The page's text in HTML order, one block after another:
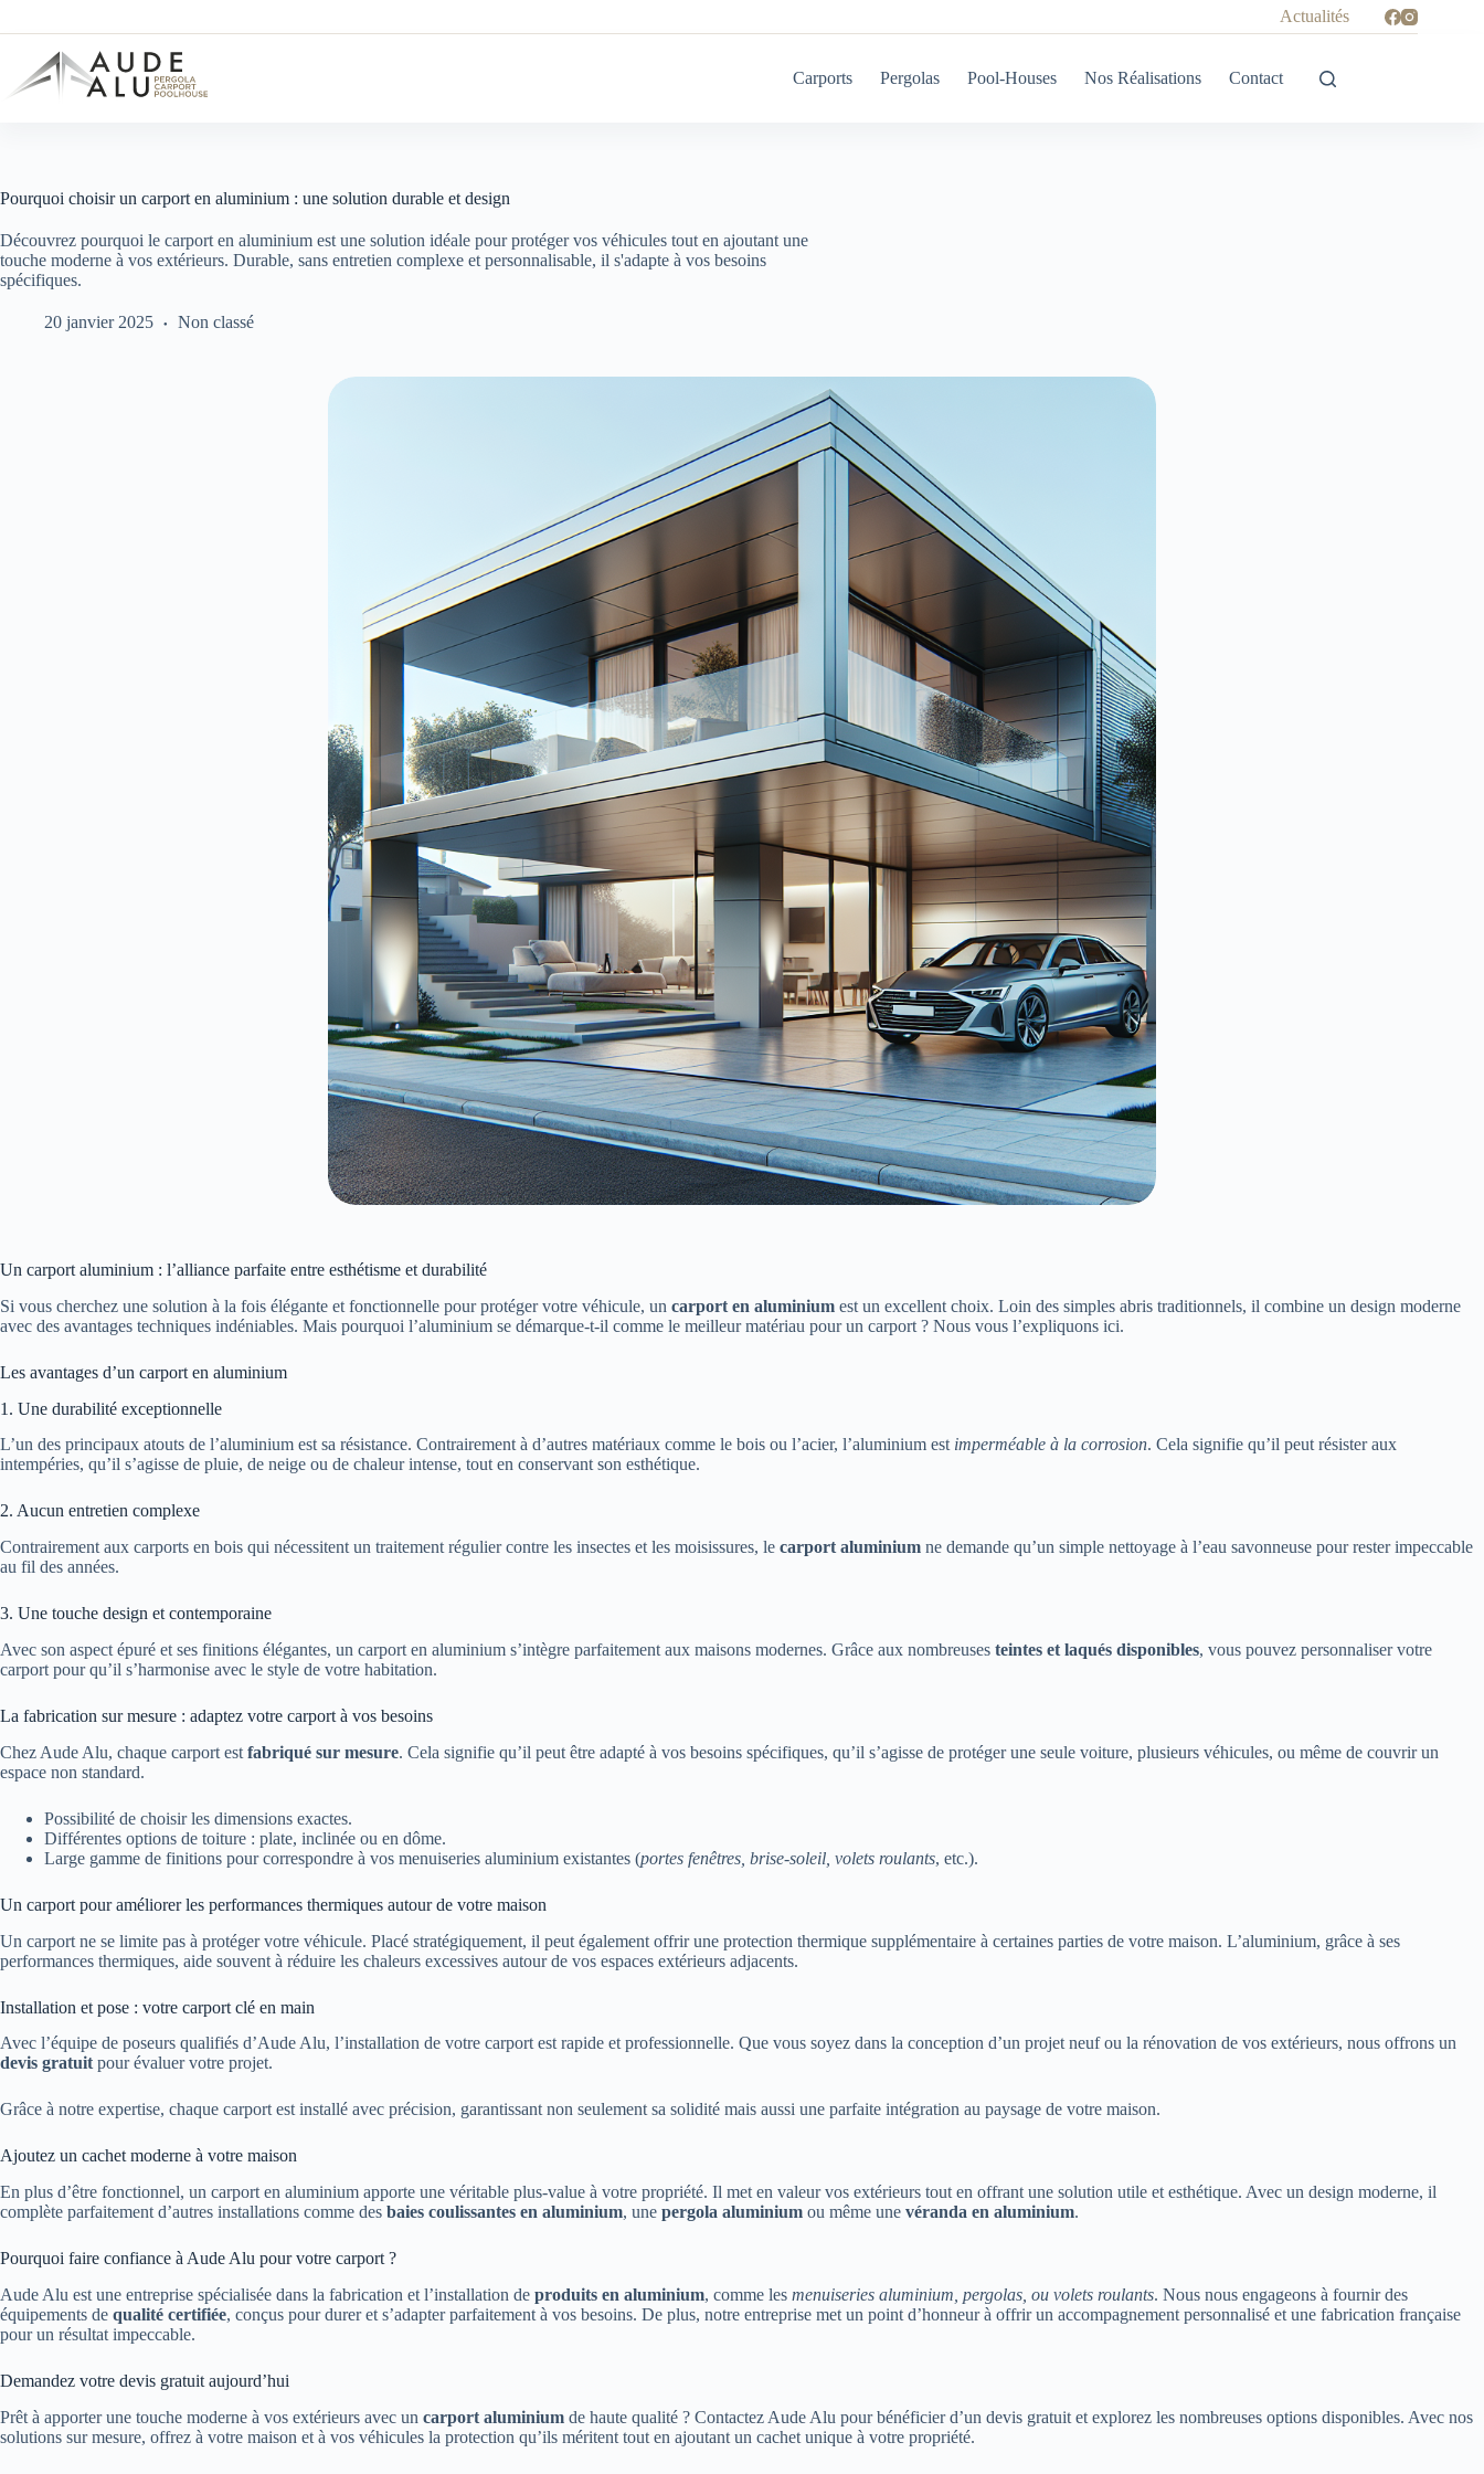
Actualités
Carports Pergolas Pool-Houses Nos Réalisations Contact
Pourquoi choisir un carport en aluminium : une solution durable et design
Découvrez pourquoi le carport en aluminium est une solution idéale pour protéger vos véhicules tout en ajoutant une
touche moderne à vos extérieurs. Durable, sans entretien complexe et personnalisable, il s'adapte à vos besoins
spécifiques.
20 janvier 2025 Non classé
Un carport aluminium : l’alliance parfaite entre esthétisme et durabilité
Si vous cherchez une solution à la fois élégante et fonctionnelle pour protéger votre véhicule, un carport en aluminium est un excellent choix. Loin des simples abris traditionnels, il combine un design moderne
avec des avantages techniques indéniables. Mais pourquoi l’aluminium se démarque-t-il comme le meilleur matériau pour un carport ? Nous vous l’expliquons ici.
Les avantages d’un carport en aluminium
1. Une durabilité exceptionnelle
L’un des principaux atouts de l’aluminium est sa résistance. Contrairement à d’autres matériaux comme le bois ou l’acier, l’aluminium est imperméable à la corrosion. Cela signifie qu’il peut résister aux
intempéries, qu’il s’agisse de pluie, de neige ou de chaleur intense, tout en conservant son esthétique.
2. Aucun entretien complexe
Contrairement aux carports en bois qui nécessitent un traitement régulier contre les insectes et les moisissures, le carport aluminium ne demande qu’un simple nettoyage à l’eau savonneuse pour rester impeccable
au fil des années.
3. Une touche design et contemporaine
Avec son aspect épuré et ses finitions élégantes, un carport en aluminium s’intègre parfaitement aux maisons modernes. Grâce aux nombreuses teintes et laqués disponibles, vous pouvez personnaliser votre
carport pour qu’il s’harmonise avec le style de votre habitation.
La fabrication sur mesure : adaptez votre carport à vos besoins
Chez Aude Alu, chaque carport est fabriqué sur mesure. Cela signifie qu’il peut être adapté à vos besoins spécifiques, qu’il s’agisse de protéger une seule voiture, plusieurs véhicules, ou même de couvrir un
espace non standard.
Possibilité de choisir les dimensions exactes.
Différentes options de toiture : plate, inclinée ou en dôme.
Large gamme de finitions pour correspondre à vos menuiseries aluminium existantes (portes fenêtres, brise-soleil, volets roulants, etc.).
Un carport pour améliorer les performances thermiques autour de votre maison
Un carport ne se limite pas à protéger votre véhicule. Placé stratégiquement, il peut également offrir une protection thermique supplémentaire à certaines parties de votre maison. L’aluminium, grâce à ses
performances thermiques, aide souvent à réduire les chaleurs excessives autour de vos espaces extérieurs adjacents.
Installation et pose : votre carport clé en main
Avec l’équipe de poseurs qualifiés d’Aude Alu, l’installation de votre carport est rapide et professionnelle. Que vous soyez dans la conception d’un projet neuf ou la rénovation de vos extérieurs, nous offrons un
devis gratuit pour évaluer votre projet.
Grâce à notre expertise, chaque carport est installé avec précision, garantissant non seulement sa solidité mais aussi une parfaite intégration au paysage de votre maison.
Ajoutez un cachet moderne à votre maison
En plus d’être fonctionnel, un carport en aluminium apporte une véritable plus-value à votre propriété. Il met en valeur vos extérieurs tout en offrant une solution utile et esthétique. Avec un design moderne, il
complète parfaitement d’autres installations comme des baies coulissantes en aluminium, une pergola aluminium ou même une véranda en aluminium.
Pourquoi faire confiance à Aude Alu pour votre carport ?
Aude Alu est une entreprise spécialisée dans la fabrication et l’installation de produits en aluminium, comme les menuiseries aluminium, pergolas, ou volets roulants. Nous nous engageons à fournir des
équipements de qualité certifiée, conçus pour durer et s’adapter parfaitement à vos besoins. De plus, notre entreprise met un point d’honneur à offrir un accompagnement personnalisé et une fabrication française
pour un résultat impeccable.
Demandez votre devis gratuit aujourd’hui
Prêt à apporter une touche moderne à vos extérieurs avec un carport aluminium de haute qualité ? Contactez Aude Alu pour bénéficier d’un devis gratuit et explorez les nombreuses options disponibles. Avec nos
solutions sur mesure, offrez à votre maison et à vos véhicules la protection qu’ils méritent tout en ajoutant un cachet unique à votre propriété.